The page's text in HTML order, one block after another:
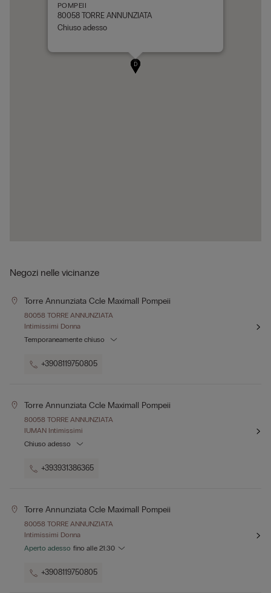
A
B
C
D
POMPEII
80058 TORRE ANNUNZIATA
Chiuso adesso
Negozi nelle vicinanze
Torre Annunziata Ccle Maximall Pompeii
80058 TORRE ANNUNZIATA
Intimissimi Donna
Temporaneamente chiuso
+3908119750805
Torre Annunziata Ccle Maximall Pompeii
80058 TORRE ANNUNZIATA
IUMAN Intimissimi
Chiuso adesso
+393931386365
Torre Annunziata Ccle Maximall Pompeii
80058 TORRE ANNUNZIATA
Intimissimi Donna
Aperto adesso fino alle 21:30
+3908119750805